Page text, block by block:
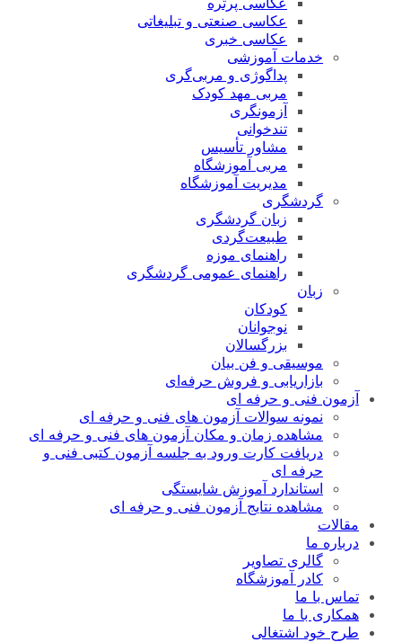
عکاسی صنعتی و تبلیغاتی
عکاسی خبری
خدمات آموزشی
پداگوژی و مربی‌گری
مربی مهد کودک
آزمونگری
تندخوانی
مشاور تأسیس
مربی آموزشگاه
مدیریت آموزشگاه
گردشگری
زبان گردشگری
طبیعت‌گردی
راهنمای موزه
راهنمای عمومی گردشگری
زبان
کودکان
نوجوانان
بزرگسالان
موسیقی و فن بیان
بازاریابی و فروش حرفه‌ای
آزمون فنی و حرفه ای
نمونه سوالات آزمون های فنی و حرفه ای
مشاهده زمان و مکان آزمون های فنی و حرفه ای
دریافت کارت ورود به جلسه آزمون کتبی فنی و
حرفه ای
استاندارد آموزش شایستگی
مشاهده نتایج آزمون فنی و حرفه ای
مقالات
درباره ما
گالری تصاویر
کادر آموزشگاه
تماس با ما
همکاری با ما
طرح خود اشتغالی